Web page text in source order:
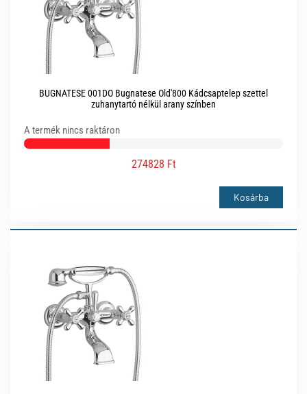
BUGNATESE 001DO Bugnatese Old'800 Kádcsaptelep szettel
zuhanytartó nélkül arany színben
A termék nincs raktáron
274828 Ft
Kosárba